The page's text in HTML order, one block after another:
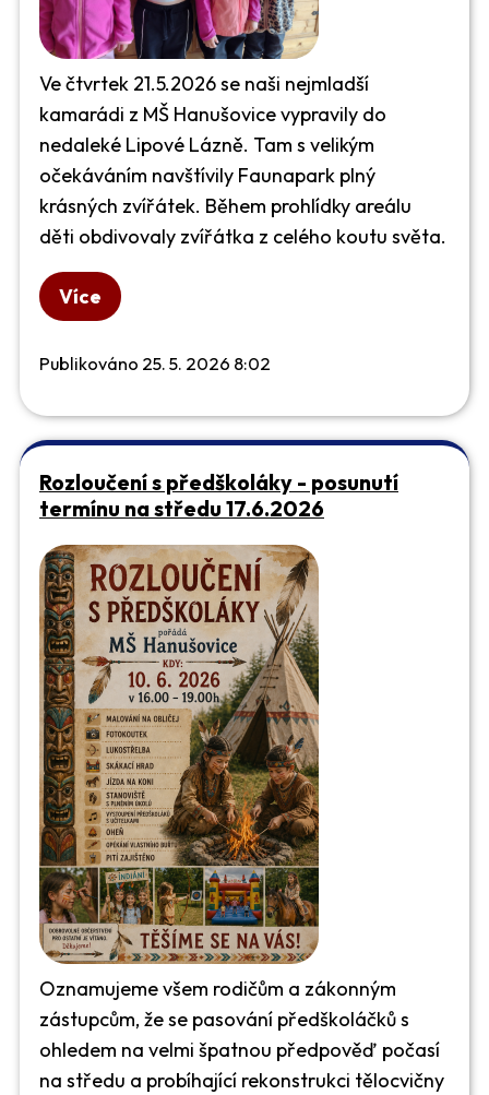
Ve čtvrtek 21.5.2026 se naši nejmladší
kamarádi z MŠ Hanušovice vypravily do
nedaleké Lipové Lázně. Tam s velikým
očekáváním navštívily Faunapark plný
krásných zvířátek. Během prohlídky areálu
děti obdivovaly zvířátka z celého koutu světa.
Více
Publikováno 25. 5. 2026 8:02
Rozloučení s předškoláky - posunutí
termínu na středu 17.6.2026
Oznamujeme všem rodičům a zákonným
zástupcům, že se pasování předškoláčků s
ohledem na velmi špatnou předpověď počasí
na středu a probíhající rekonstrukci tělocvičny